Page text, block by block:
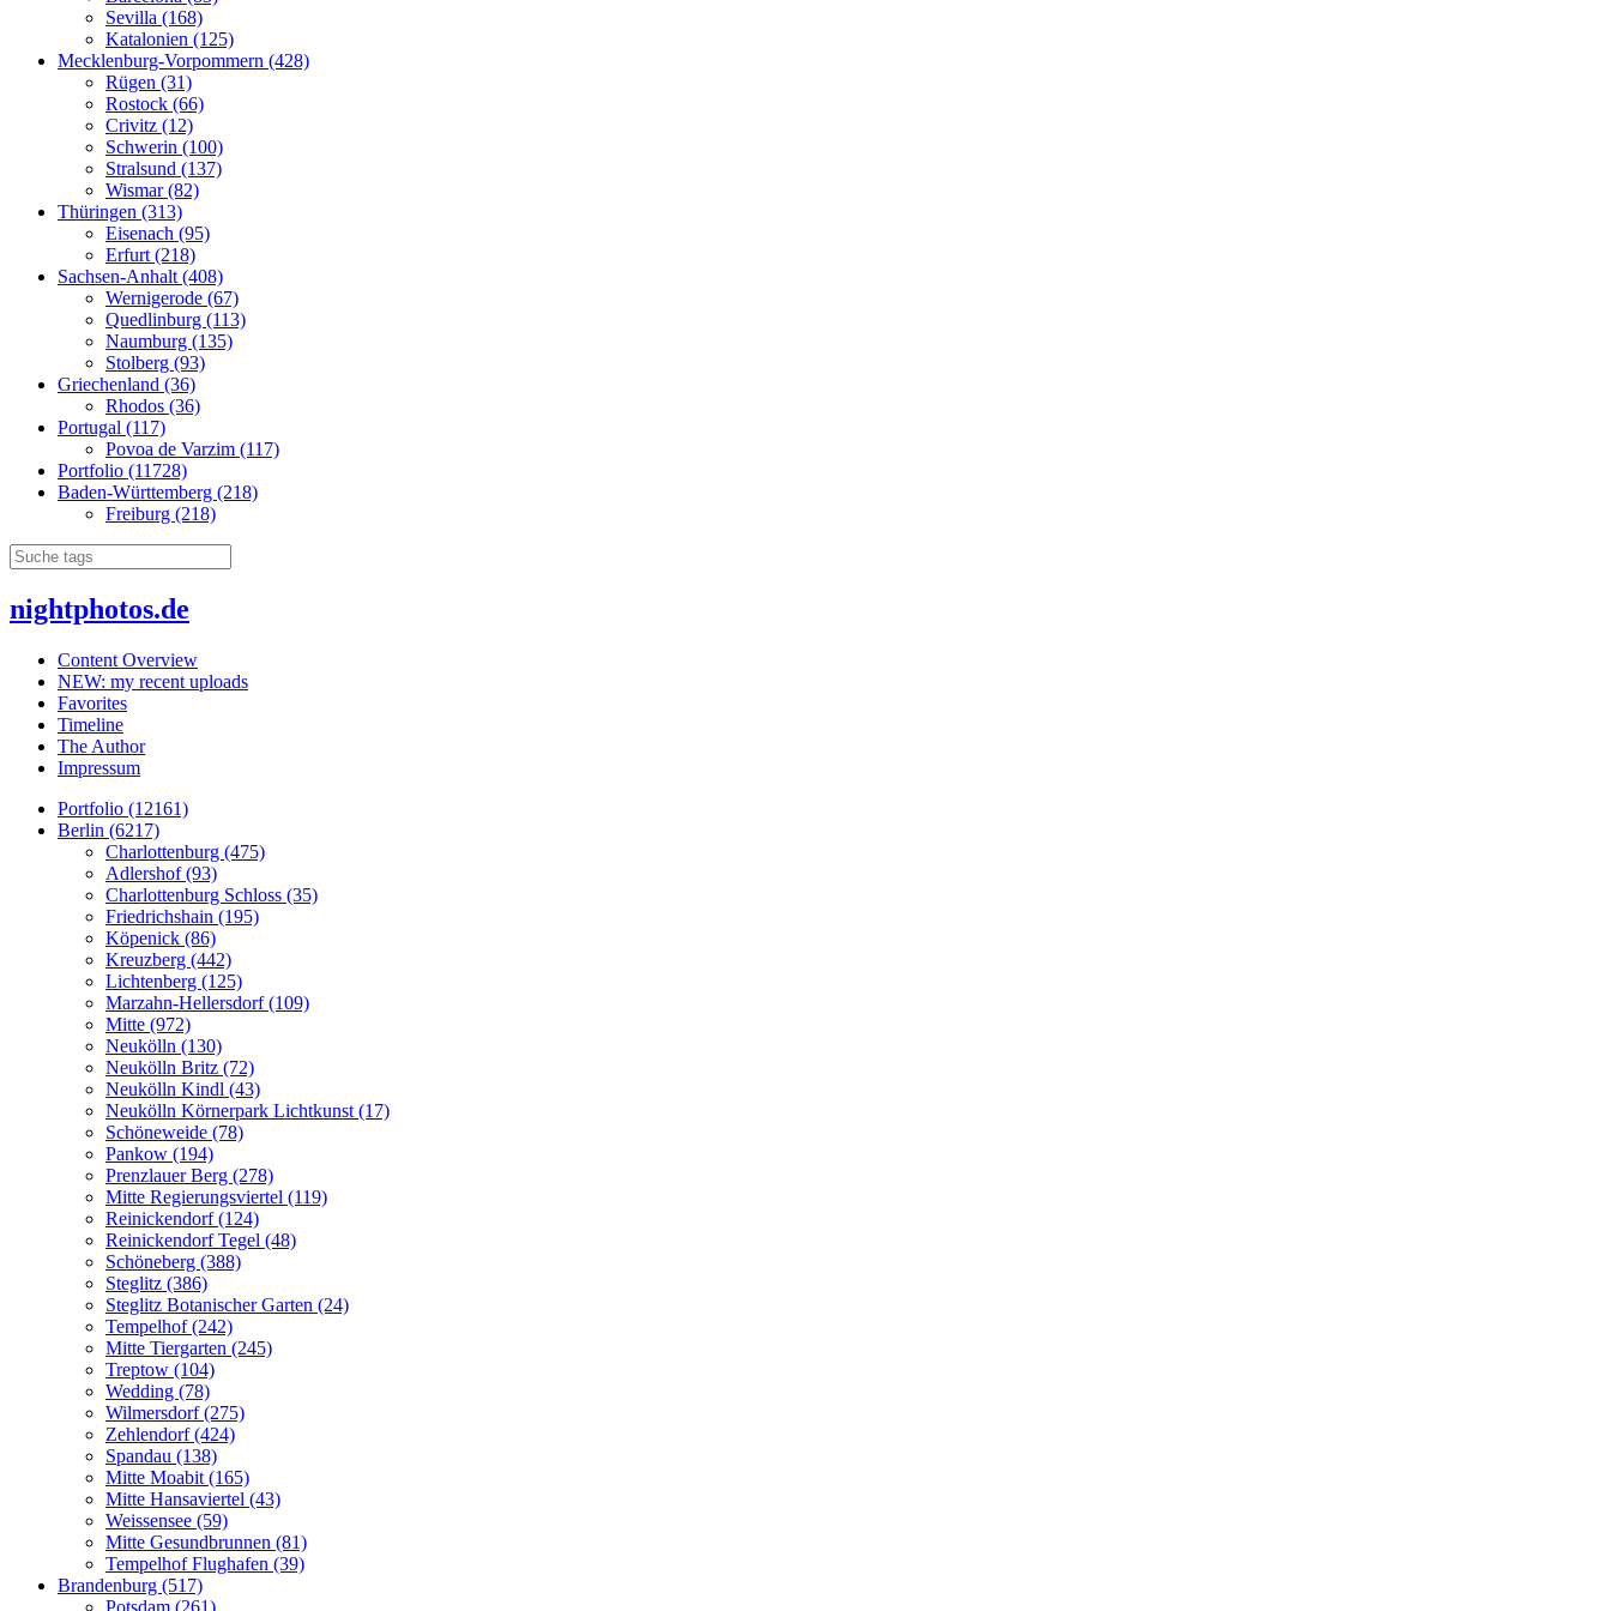
Sevilla (168)
Katalonien (125)
Mecklenburg-Vorpommern (428)
Rügen (31)
Rostock (66)
Crivitz (12)
Schwerin (100)
Stralsund (137)
Wismar (82)
Thüringen (313)
Eisenach (95)
Erfurt (218)
Sachsen-Anhalt (408)
Wernigerode (67)
Quedlinburg (113)
Naumburg (135)
Stolberg (93)
Griechenland (36)
Rhodos (36)
Portugal (117)
Povoa de Varzim (117)
Portfolio (11728)
Baden-Württemberg (218)
Freiburg (218)
nightphotos.de
Content Overview
NEW: my recent uploads
Favorites
Timeline
The Author
Impressum
Portfolio (12161)
Berlin (6217)
Charlottenburg (475)
Adlershof (93)
Charlottenburg Schloss (35)
Friedrichshain (195)
Köpenick (86)
Kreuzberg (442)
Lichtenberg (125)
Marzahn-Hellersdorf (109)
Mitte (972)
Neukölln (130)
Neukölln Britz (72)
Neukölln Kindl (43)
Neukölln Körnerpark Lichtkunst (17)
Schöneweide (78)
Pankow (194)
Prenzlauer Berg (278)
Mitte Regierungsviertel (119)
Reinickendorf (124)
Reinickendorf Tegel (48)
Schöneberg (388)
Steglitz (386)
Steglitz Botanischer Garten (24)
Tempelhof (242)
Mitte Tiergarten (245)
Treptow (104)
Wedding (78)
Wilmersdorf (275)
Zehlendorf (424)
Spandau (138)
Mitte Moabit (165)
Mitte Hansaviertel (43)
Weissensee (59)
Mitte Gesundbrunnen (81)
Tempelhof Flughafen (39)
Brandenburg (517)
Potsdam (261)